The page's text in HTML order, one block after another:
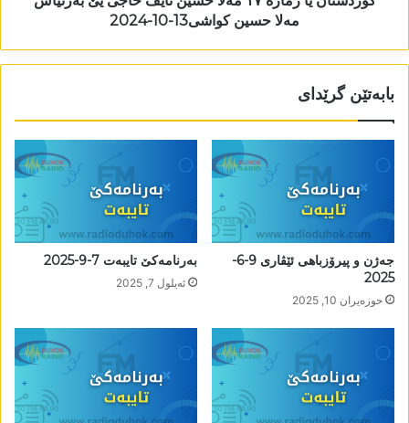
مەلا حسین کواشی13-10-2024
بابەتێن گرێدای
جەژن و پیرۆزباھی ئێڤاری 9-6-
2025
حوزه‌یران 10, 2025
بەرنامەکێ تایبەت 7-9-2025
ئه‌یلول 7, 2025